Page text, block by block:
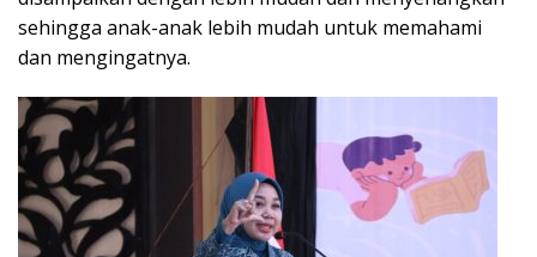
sehingga anak-anak lebih mudah untuk memahami
dan mengingatnya.